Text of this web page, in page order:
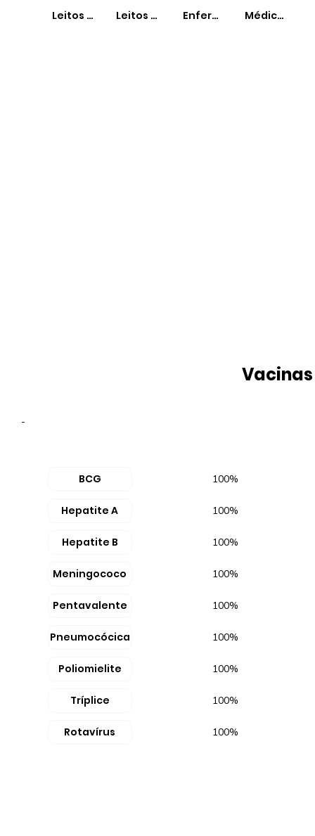
Leitos SUS Leitos Não-SUSEnfermeirosMédicos
Vacinas
-
BCG
Hepatite A
Hepatite B
Meningococo
Pentavalente
Pneumocócica
Poliomielite
Tríplice
Rotavírus
100%
100%
100%
100%
100%
100%
100%
100%
100%